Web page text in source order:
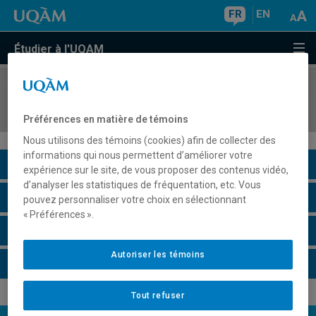
FR EN
Étudier à l'UQAM
COURS//
Description du cours
Horaire - Été 2026
Préférences en matière de témoins
Nous utilisons des témoins (cookies) afin de collecter des
informations qui nous permettent d’améliorer votre
expérience sur le site, de vous proposer des contenus vidéo,
d’analyser les statistiques de fréquentation, etc. Vous
pouvez personnaliser votre choix en sélectionnant
« Préférences ».
Tout refuser
Autoriser les témoins